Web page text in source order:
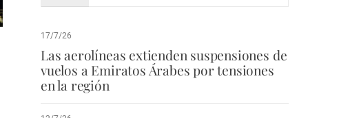
17/7/26
Las aerolíneas extienden suspensiones de
vuelos a Emiratos Árabes por tensiones
en la región